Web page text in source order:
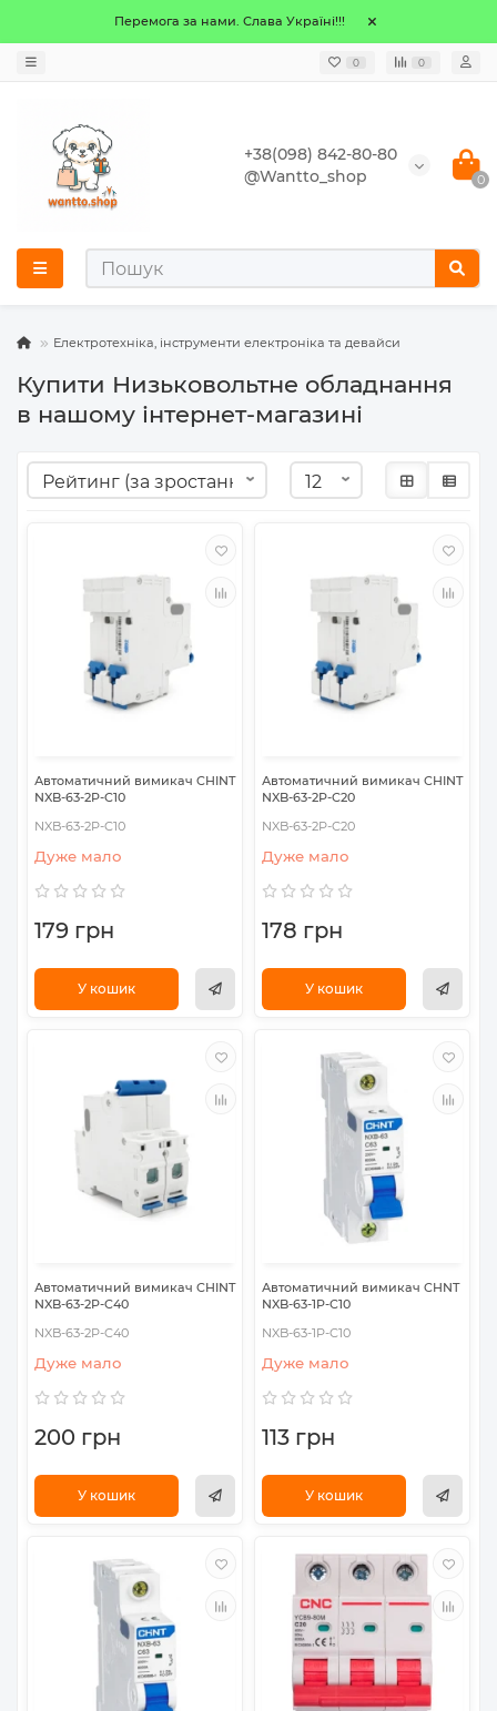
Перемога за нами. Слава Україні!!!
0 0
+38(098) 842-80-80
@Wantto_shop
0
Електротехніка, інструменти електроніка та девайси
Купити Низьковольтне обладнання
в нашому інтернет-магазині
Автоматичний вимикач CHINT
NXB-63-2P-C10
NXB-63-2P-C10
Дуже мало
179 грн
У кошик
Автоматичний вимикач CHINT
NXB-63-2P-C20
NXB-63-2P-C20
Дуже мало
178 грн
У кошик
Автоматичний вимикач CHINT
NXB-63-2P-C40
NXB-63-2P-C40
Дуже мало
200 грн
У кошик
Автоматичний вимикач CHNT
NXB-63-1P-C10
NXB-63-1P-C10
Дуже мало
113 грн
У кошик